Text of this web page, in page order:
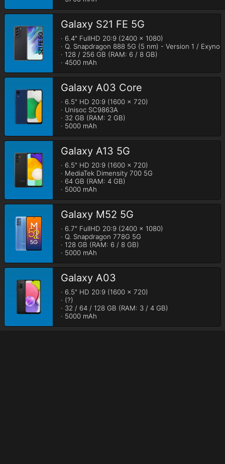
Galaxy S21 FE 5G
· 6.4" FullHD 20:9 (2400 x 1080)
· Q. Snapdragon 888 5G (5 nm) - Version 1 / Exynos
· 128 / 256 GB (RAM: 6 / 8 GB)
· 4500 mAh
Galaxy A03 Core
· 6.5" HD 20:9 (1600 x 720)
· Unisoc SC9863A
· 32 GB (RAM: 2 GB)
· 5000 mAh
Galaxy A13 5G
· 6.5" HD 20:9 (1600 x 720)
· MediaTek Dimensity 700 5G
· 64 GB (RAM: 4 GB)
· 5000 mAh
Galaxy M52 5G
· 6.7" FullHD 20:9 (2400 x 1080)
· Q. Snapdragon 778G 5G
· 128 GB (RAM: 6 / 8 GB)
· 5000 mAh
Galaxy A03
· 6.5" HD 20:9 (1600 x 720)
· (?)
· 32 / 64 / 128 GB (RAM: 3 / 4 GB)
· 5000 mAh